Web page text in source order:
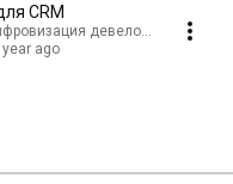
CRM
девелопмента
year ago